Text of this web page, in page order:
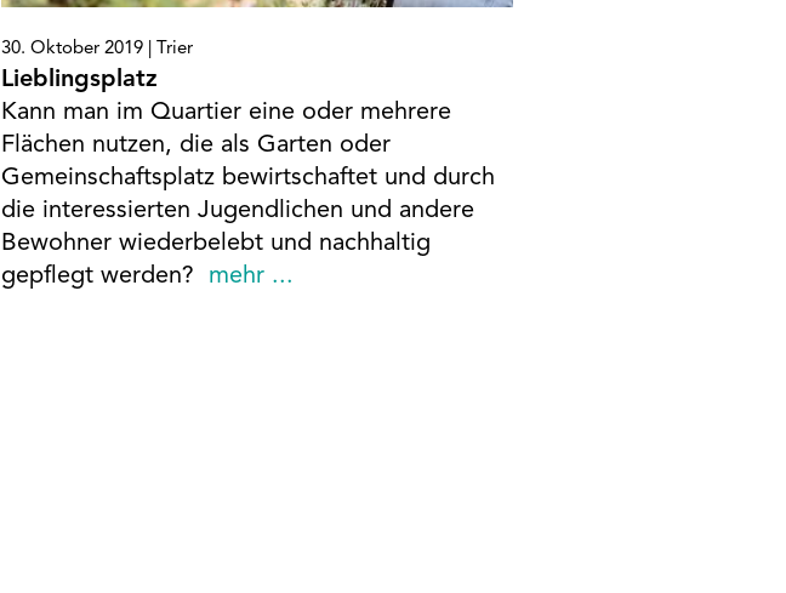
30. Oktober 2019 | Trier
Lieblingsplatz
Kann man im Quartier eine oder mehrere
Flächen nutzen, die als Garten oder
Gemeinschaftsplatz bewirtschaftet und durch
die interessierten Jugendlichen und andere
Bewohner wiederbelebt und nachhaltig
gepflegt werden?
mehr ...